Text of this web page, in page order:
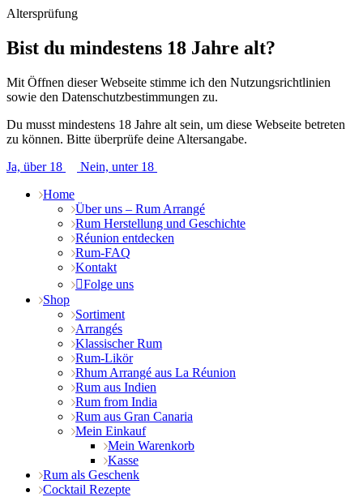
Altersprüfung
Bist du mindestens 18 Jahre alt?
Mit Öffnen dieser Webseite stimme ich den Nutzungsrichtlinien
sowie den Datenschutzbestimmungen zu.
Du musst mindestens 18 Jahre alt sein, um diese Webseite betreten
zu können. Bitte überprüfe deine Altersangabe.
Ja, über 18
Nein, unter 18
Home
Über uns – Rum Arrangé
Rum Herstellung und Geschichte
Réunion entdecken
Rum-FAQ
Kontakt
Folge uns
Shop
Sortiment
Arrangés
Klassischer Rum
Rum-Likör
Rhum Arrangé aus La Réunion
Rum aus Indien
Rum from India
Rum aus Gran Canaria
Mein Einkauf
Mein Warenkorb
Kasse
Rum als Geschenk
Cocktail Rezepte